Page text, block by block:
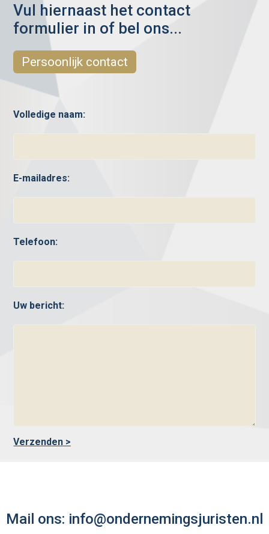
Vul hiernaast het contact
formulier in of bel ons...
Persoonlijk contact
Volledige naam:
E-mailadres:
Telefoon:
Uw bericht:
Mail ons: info@ondernemingsjuristen.nl